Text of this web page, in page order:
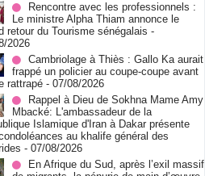
Rencontre avec les professionnels :
Le ministre Alpha Thiam annonce le
retour du Tourisme sénégalais -
2026
Cambriolage à Thiès : Gallo Ka aurait
frappé un policier au coupe-coupe avant
rattrapé - 07/08/2026
Rappel à Dieu de Sokhna Mame Amy
Mbacké: L'ambassadeur de la
Islamique d'Iran à Dakar présente
au khalife général des
- 07/08/2026
En Afrique du Sud, après l’exil massif